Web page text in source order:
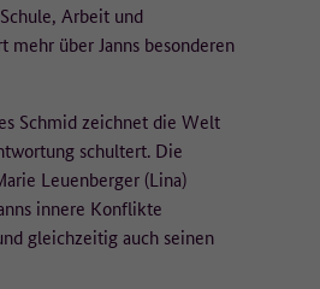
Arbeit und
mehr über Janns besonderen
Schmid zeichnet die Welt
schultert. Die
Leuenberger (Lina)
innere Konflikte
gleichzeitig auch seinen